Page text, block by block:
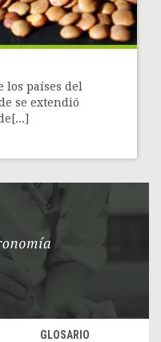
los países del
se extendió
GLOSARIO